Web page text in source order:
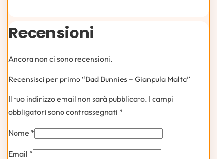
Recensioni
Ancora non ci sono recensioni.
Recensisci per primo “Bad Bunnies – Gianpula Malta”
Il tuo indirizzo email non sarà pubblicato. I campi
obbligatori sono contrassegnati *
Nome *
Email *